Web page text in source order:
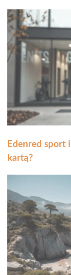
Edenred sport
kartą?